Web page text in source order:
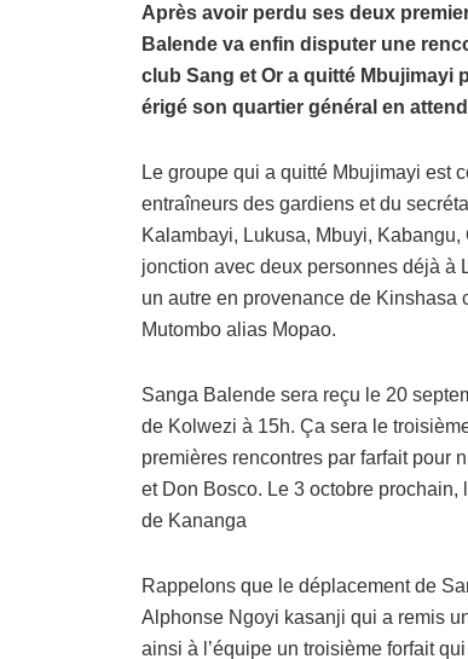
Après avoir perdu ses deux
Balende va enfin disputer une
club Sang et Or a quitté Mbujimayi
érigé son quartier général en
Le groupe qui a quitté Mbujimayi est
entraîneurs des gardiens et du
Kalambayi, Lukusa, Mbuyi,
jonction avec deux personnes déjà à
un autre en provenance de Kinshasa
Mutombo alias Mopao.
Sanga Balende sera reçu le 20
de Kolwezi à 15h. Ça sera le
premières rencontres par farfait pour
et Don Bosco. Le 3 octobre prochain,
de Kananga
Rappelons que le déplacement de
Alphonse Ngoyi kasanji qui a remis
ainsi à l’équipe un troisième forfait